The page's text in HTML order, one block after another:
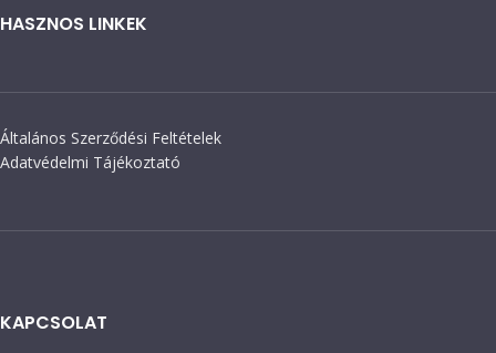
HASZNOS LINKEK
Általános Szerződési Feltételek
Adatvédelmi Tájékoztató
KAPCSOLAT